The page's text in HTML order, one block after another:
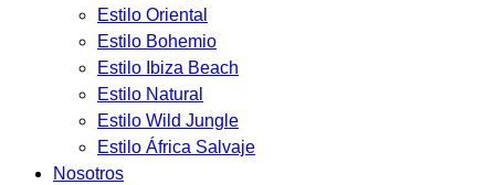
Estilo Oriental
Estilo Bohemio
Estilo Ibiza Beach
Estilo Natural
Estilo Wild Jungle
Estilo África Salvaje
Nosotros